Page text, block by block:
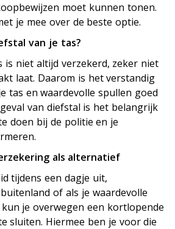
moet kunnen tonen.
je mee over de beste optie.
van je tas?
is niet altijd verzekerd, zeker niet
laat. Daarom is het verstandig
tas en waardevolle spullen goed
van diefstal is het belangrijk
doen bij de politie en je
als alternatief
tijdens een dagje uit,
of als je waardevolle
je overwegen een kortlopende
sluiten. Hiermee ben je voor die